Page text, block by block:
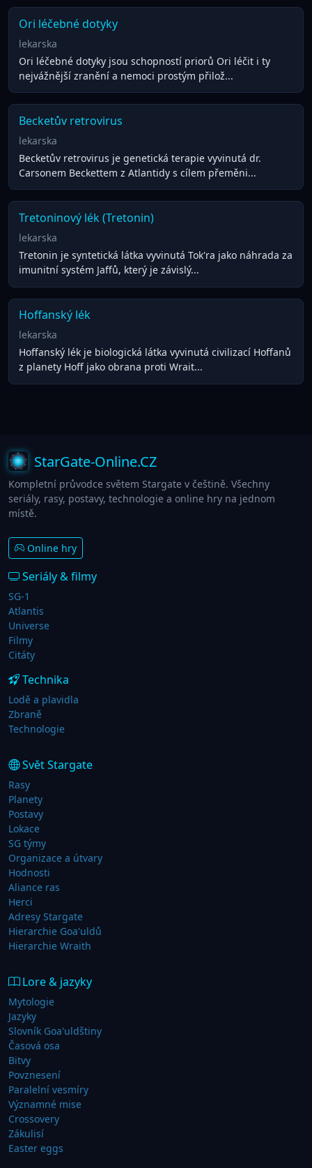
Ori léčebné dotyky
lekarska
Ori léčebné dotyky jsou schopností priorů Ori léčit i ty
nejvážnější zranění a nemoci prostým přilož...
Becketův retrovirus
lekarska
Becketův retrovirus je genetická terapie vyvinutá dr.
Carsonem Beckettem z Atlantidy s cílem přeměni...
Tretoninový lék (Tretonin)
lekarska
Tretonin je syntetická látka vyvinutá Tok'ra jako náhrada za
imunitní systém Jaffů, který je závislý...
Hoffanský lék
lekarska
Hoffanský lék je biologická látka vyvinutá civilizací Hoffanů
z planety Hoff jako obrana proti Wrait...
StarGate-Online.CZ
Kompletní průvodce světem Stargate v češtině. Všechny
seriály, rasy, postavy, technologie a online hry na jednom
místě.
Online hry
Seriály & filmy
SG-1
Atlantis
Universe
Filmy
Citáty
Technika
Lodě a plavidla
Zbraně
Technologie
Svět Stargate
Rasy
Planety
Postavy
Lokace
SG týmy
Organizace a útvary
Hodnosti
Aliance ras
Herci
Adresy Stargate
Hierarchie Goa'uldů
Hierarchie Wraith
Lore & jazyky
Mytologie
Jazyky
Slovník Goa'uldštiny
Časová osa
Bitvy
Povznesení
Paralelní vesmíry
Významné mise
Crossovery
Zákulisí
Easter eggs